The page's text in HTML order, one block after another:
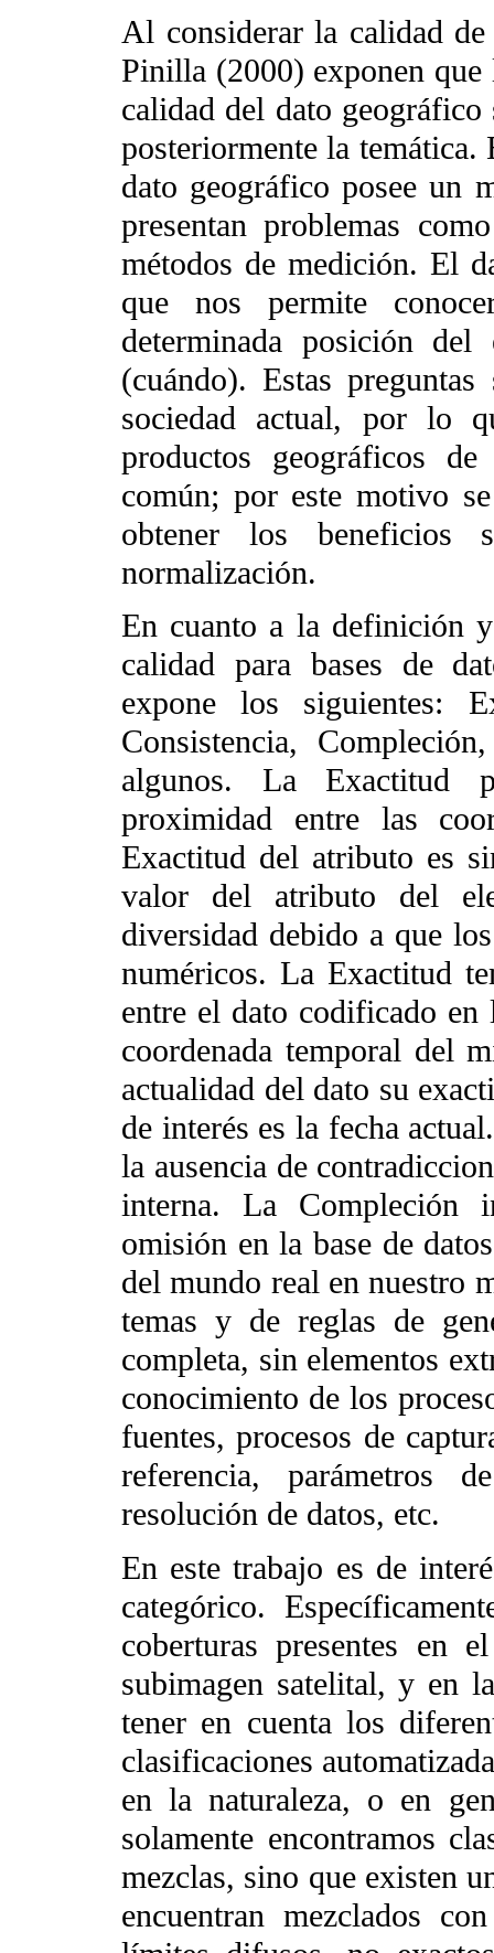
Al considerar la calidad
Pinilla (2000) exponen que
calidad del dato
posteriormente la temática.
dato geográfico posee un
presentan problemas
métodos de medición. El
que nos permite
determinada posición
(cuándo). Estas
sociedad actual, por lo
productos geográficos
común; por este motivo
obtener los beneficios
normalización.
En cuanto a la definición
calidad para bases de
expone los siguientes:
Consistencia,
algunos. La
Exactitud
proximidad entre las
Exactitud del atributo es
valor del atributo del
diversidad debido a que
numéricos. La Exactitud
entre el dato codificado
coordenada temporal del
actualidad del dato su
de interés es la fecha
la ausencia de
interna. La
Compleción
omisión en la base de
del mundo real en nuestro
temas y de reglas de
completa, sin elementos
conocimiento de los
fuentes, procesos de
referencia, parámetros
resolución de datos, etc.
En este trabajo es de
categórico.
coberturas presentes en
subimagen satelital, y en
tener en cuenta los
clasificaciones
en la naturaleza, o en
solamente encontramos
mezclas, sino que existen
encuentran mezclados